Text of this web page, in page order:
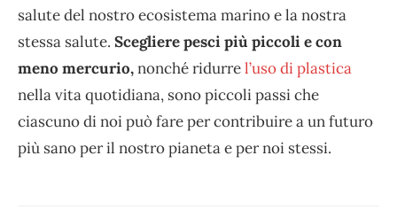
salute del nostro ecosistema marino e la nostra
stessa salute. Scegliere pesci più piccoli e con
meno mercurio,nonché ridurrel’uso di plastica
nella vita quotidiana, sono piccoli passi che
ciascuno di noi può fare per contribuire a un futuro
più sano per il nostro pianeta e per noi stessi.